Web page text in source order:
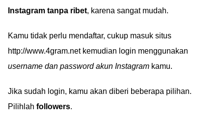
Instagram tanpa ribet, karena sangat mudah.
Kamu tidak perlu mendaftar, cukup masuk situs
http://www.4gram.net kemudian login menggunakan
username dan password akun Instagram kamu.
Jika sudah login, kamu akan diberi beberapa pilihan.
Pilihlah followers.